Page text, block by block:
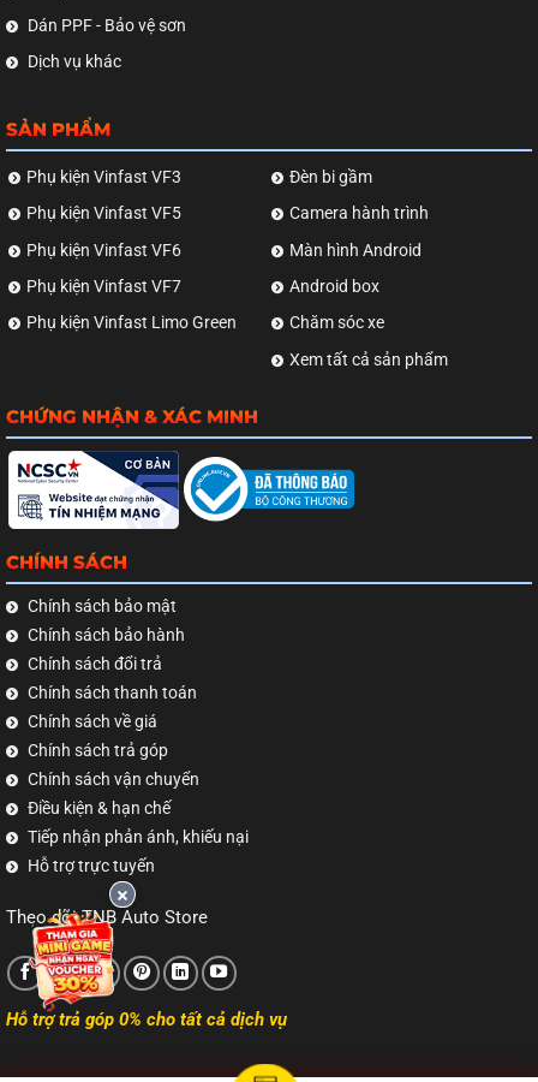
Dán PPF - Bảo vệ sơn
Dịch vụ khác
SẢN PHẨM
Phụ kiện Vinfast VF3
Phụ kiện Vinfast VF5
Phụ kiện Vinfast VF6
Phụ kiện Vinfast VF7
Phụ kiện Vinfast Limo Green
Đèn bi gầm
Camera hành trình
Màn hình Android
Android box
Chăm sóc xe
Xem tất cả sản phẩm
CHỨNG NHẬN & XÁC MINH
CHÍNH SÁCH
Chính sách bảo mật
Chính sách bảo hành
Chính sách đổi trả
Chính sách thanh toán
Chính sách về giá
Chính sách trả góp
Chính sách vận chuyển
Điều kiện & hạn chế
Tiếp nhận phản ánh, khiếu nại
Hỗ trợ trực tuyến
Theo dõi TNB Auto Store
Hỗ trợ trả góp 0% cho tất cả dịch vụ